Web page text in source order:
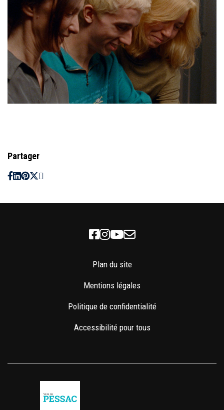
Partager
Facebook
Instagram
Youtube
Newsletter
Plan du site
Mentions légales
Politique de confidentialité
Accessibilité pour tous